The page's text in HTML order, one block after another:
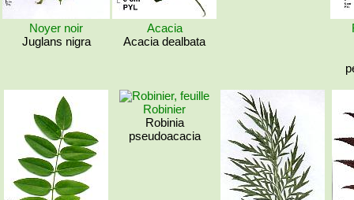
Noyer noir
Juglans nigra
Acacia
Acacia dealbata
Robinier
Robinia
pseudoacacia